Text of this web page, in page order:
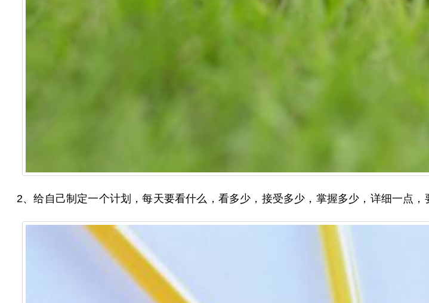
2、给自己制定一个计划，每天要看什么，看多少，接受多少，掌握多少，详细一点